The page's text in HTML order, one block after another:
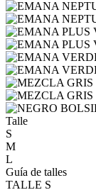
Talle
S
M
L
Guía de talles
TALLE S